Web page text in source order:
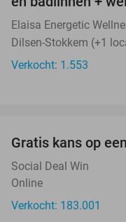
Elaisa Energetic
Dilsen-Stokkem (+1
Verkocht: 1.553
Gratis kans op
Social Deal Win
Online
Verkocht: 183.001